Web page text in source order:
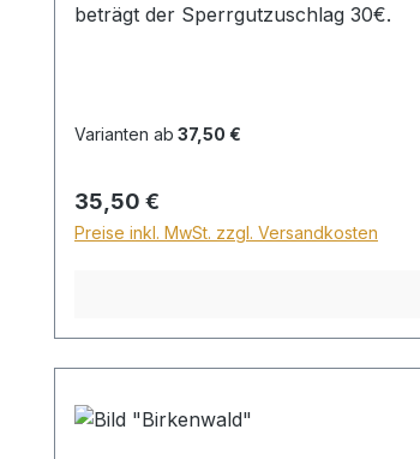
beträgt der Sperrgutzuschlag 30€.
Varianten ab 37,50 €
Regulärer Preis:
35,50 €
Preise inkl. MwSt. zzgl. Versandkosten